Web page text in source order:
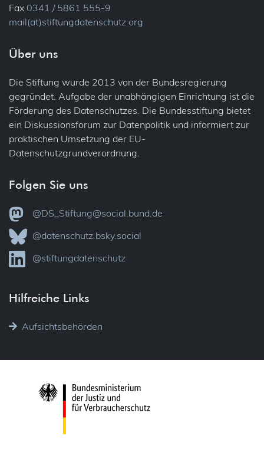
Fax 0341 / 5861 555-9
mail(at)stiftungdatenschutz.org
Über uns
Die Stiftung wurde 2013 von der Bundesregierung
gegründet. Aufgabe der unabhängigen Einrichtung ist die
Förderung des Datenschutzes. Die Bundesstiftung bietet
ein Diskussionsforum zur Datenpolitik und informiert zur
praktischen Umsetzung der EU-
Datenschutzgrundverordnung.
Folgen Sie uns
@DS_Stiftung@social.bund.de
@datenschutz.bsky.social
@stiftungdatenschutz
Hilfreiche Links
Aufsichtsbehörden